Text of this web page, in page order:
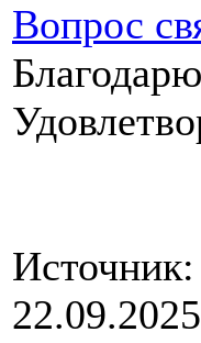
Вопрос
22.09.2025